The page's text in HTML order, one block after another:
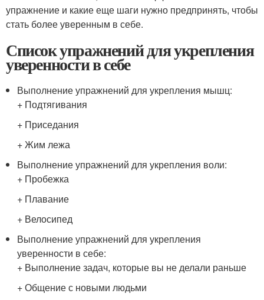
упражнение и какие еще шаги нужно предпринять, чтобы
стать более уверенным в себе.
Список упражнений для укрепления
уверенности в себе
Выполнение упражнений для укрепления мышц:
+ Подтягивания
+ Приседания
+ Жим лежа
Выполнение упражнений для укрепления воли:
+ Пробежка
+ Плавание
+ Велосипед
Выполнение упражнений для укрепления
уверенности в себе:
+ Выполнение задач, которые вы не делали раньше
+ Общение с новыми людьми